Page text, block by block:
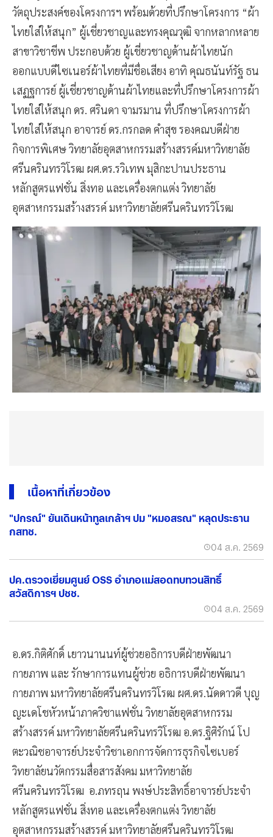
วัตถุประสงค์ของโครงการฯ พร้อมด้วยที่ปรึกษาโครงการ “ผ้า
ไทยใส่ให้สนุก” ผู้เชี่ยวชาญและทรงคุณวุฒิ จากหลากหลาย
สาขาวิชาชีพ ประกอบด้วย ผู้เชี่ยวชาญด้านผ้าไทยนัก
ออกแบบดีไซเนอร์ผ้าไทยที่มีชื่อเสียง อาทิ คุณธนันท์รัฐ ธน
เสฏฐการย์ ผู้เชี่ยวชาญด้านผ้าไทยและที่ปรึกษาโครงการผ้า
ไทยใส่ให้สนุก ดร. ศรินดา จามรมาน​​ ที่ปรึกษาโครงการผ้า
ไทยใส่ให้สนุก อาจารย์ ดร.กรกลด คำสุข รองคณบดีฝ่าย
กิจการพิเศษ วิทยาลัยอุตสาหกรรมสร้างสรรค์มหาวิทยาลัย
ศรีนครินทรวิโรฒ ผศ.ดร.รวิเทพ มุสิกะปาน​​ประธาน
หลักสูตรแฟชั่น สิ่งทอ และเครื่องตกแต่ง ​​​​​วิทยาลัย
อุตสาหกรรมสร้างสรรค์ มหาวิทยาลัยศรีนครินทรวิโรฒ
เนื้อหาที่เกี่ยวข้อง
"ปกรณ์" ยันเดินหน้าทูลเกล้าฯ ปม "หมอสรณ" หลุดประธาน
กสทช.
04 ส.ค. 2569
ปค.ตรวจเยี่ยมศูนย์ OSS อำเภอแม่สอดทบทวนสิทธิ์
สวัสดิการฯ ปชช.
04 ส.ค. 2569
อ.ดร.กิติศักดิ์ เยาวนานนท์​ผู้ช่วยอธิการบดีฝ่ายพัฒนา
กายภาพ และ รักษาการแทนผู้ช่วย อธิการบดีฝ่ายพัฒนา
กายภาพ มหาวิทยาลัยศรีนครินทรวิโรฒ ผศ.ดร.นัดดาวดี บุญ
ญะเดโช​หัวหน้าภาควิชาแฟชั่น วิทยาลัยอุตสาหกรรม
สร้างสรรค์ ​​​​​มหาวิทยาลัยศรีนครินทรวิโรฒ อ.ดร.ฐิศิรักน์ โป
ตะวณิช​​อาจารย์ประจำวิชาเอกการจัดการธุรกิจไซเบอร์ ​​​​​
วิทยาลัยนวัตกรรมสื่อสารสังคม มหาวิทยาลัย
ศรีนครินทรวิโรฒ อ.ภทรฤน พงษ์ประสิทธิ์​​อาจารย์ประจำ
หลักสูตรแฟชั่น สิ่งทอ และเครื่องตกแต่ง วิทยาลัย
อุตสาหกรรมสร้างสรรค์ มหาวิทยาลัยศรีนครินทรวิโรฒ